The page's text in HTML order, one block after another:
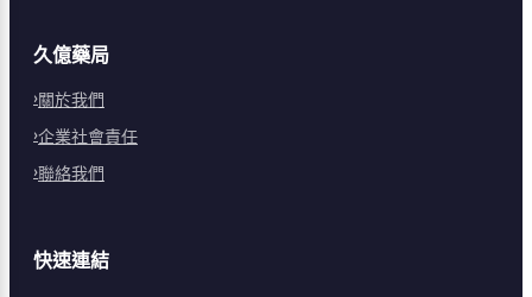
久億藥局
關於我們
企業社會責任
聯絡我們
快速連結